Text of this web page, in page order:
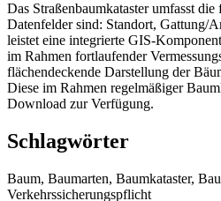
Das Straßenbaumkataster umfasst
Datenfelder sind: Standort, Gattung/
leistet eine integrierte GIS-
im Rahmen fortlaufender
flächendeckende Darstellung der
Diese im Rahmen regelmäßiger
Download zur Verfügung.
Schlagwörter
Baum, Baumarten, Baumkataster,
Verkehrssicherungspflicht